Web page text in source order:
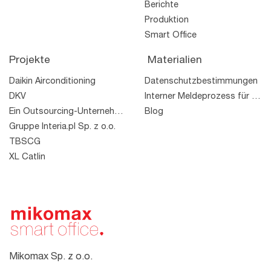
Mikomax Sp. z o.o.
Berichte
Produktion
Smart Office
Projekte
Daikin Airconditioning
DKV
Ein Outsourcing-Unternehmen
Gruppe Interia.pl Sp. z o.o.
TBSCG
XL Catlin
Materialien
Datenschutzbestimmungen
Interner Meldeprozess für Rechtsverstöße
Blog